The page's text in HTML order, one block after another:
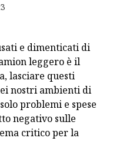
e dimenticati di
leggero è il
lasciare questi
nostri ambienti di
problemi e spese
negativo sulle
critico per la